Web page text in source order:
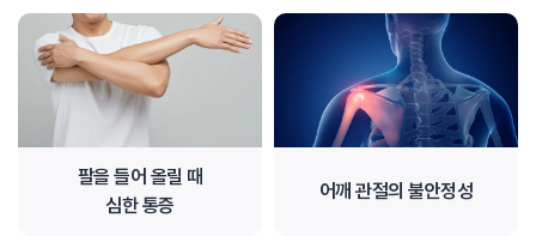
팔을 들어 올릴 때
심한 통증
어깨 관절의 불안정성